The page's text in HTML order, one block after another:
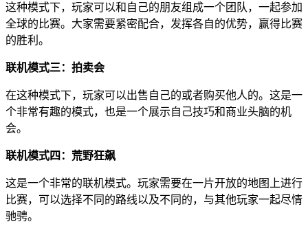
这种模式下，玩家可以和自己的朋友组成一个团队，一起参加
全球的比赛。大家需要紧密配合，发挥各自的优势，赢得比赛
的胜利。
联机模式三：拍卖会
在这种模式下，玩家可以出售自己的或者购买他人的。这是一
个非常有趣的模式，也是一个展示自己技巧和商业头脑的机
会。
联机模式四：荒野狂飙
这是一个非常的联机模式。玩家需要在一片开放的地图上进行
比赛，可以选择不同的路线以及不同的，与其他玩家一起尽情
驰骋。